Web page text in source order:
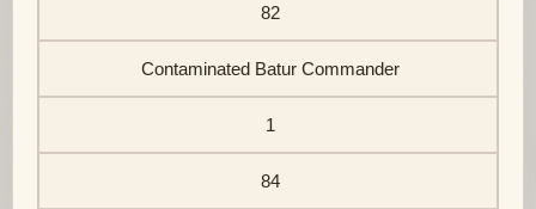
82
Contaminated Batur Commander
1
84